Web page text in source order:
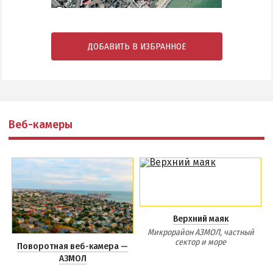
ДОБАВИТЬ В ИЗБРАННОЕ
Веб-камеры
Поворотная веб-камера —
АЗМОЛ
Верхний маяк
Микрорайон АЗМОЛ, частный
сектор и море